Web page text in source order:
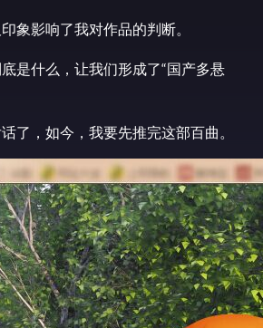
象影响了我对作品的判断。
是什么，让我们形成了“国产多悬
了，如今，我要先推完这部百曲。